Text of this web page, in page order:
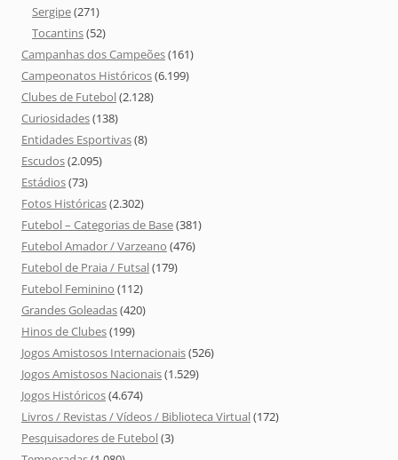
Sergipe(271)
Tocantins(52)
Campanhas dos Campeões(161)
Campeonatos Históricos(6.199)
Clubes de Futebol(2.128)
Curiosidades(138)
Entidades Esportivas(8)
Escudos(2.095)
Estádios(73)
Fotos Históricas(2.302)
Futebol – Categorias de Base(381)
Futebol Amador / Varzeano (476)
Futebol de Praia / Futsal(179)
Futebol Feminino (112)
Grandes Goleadas(420)
Hinos de Clubes(199)
Jogos Amistosos Internacionais(526)
Jogos Amistosos Nacionais(1.529)
Jogos Históricos(4.674)
Livros / Revistas / Vídeos / Biblioteca Virtual(172)
Pesquisadores de Futebol(3)